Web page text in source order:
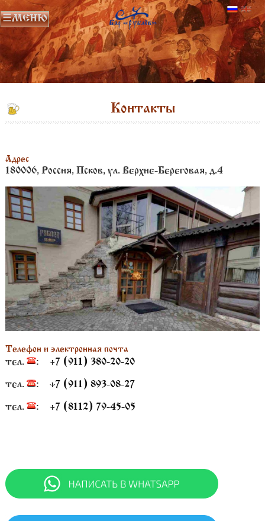
Контакты
Адрес
180006, Россия, Псков, ул. Верхне-Береговая, д.4
Телефон и электронная почта
тел. : +7 (911) 380-20-20
тел. : +7 (911) 893-08-27
тел. : +7 (8112) 79-45-05